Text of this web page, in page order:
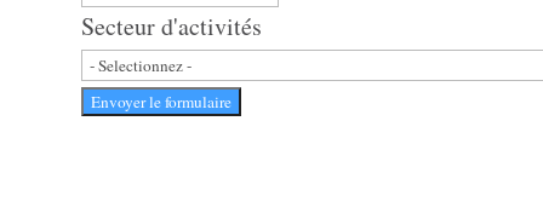
Secteur d'activités
Envoyer le formulaire